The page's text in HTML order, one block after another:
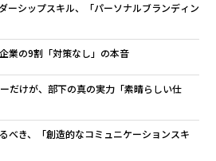
ーシップスキル、「パーソナルブランディン
業の9割「対策なし」の本音
だけが、部下の真の実力「素晴らしい仕
べき、「創造的なコミュニケーションスキ